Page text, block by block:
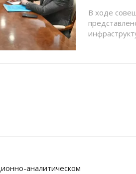
В ходе
аналитическом